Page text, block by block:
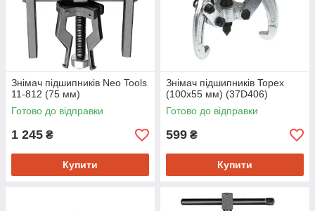
Знімач підшипників Neo Tools
11-812 (75 мм)
Готово до відправки
1 245 ₴
Купити
Знімач підшипників Topex
(100х55 мм) (37D406)
Готово до відправки
599 ₴
Купити